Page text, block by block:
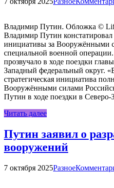
Владимир Путин. Обложка ©
Владимир Путин констатировал
инициативы за Вооружёнными
специальной военной
прозвучало в ходе поездки
Западный федеральный округ.
стратегическая инициатива
Вооружёнными силами
Путин в ходе поездки в
Читать далее
Путин заявил о
вооружений
7 октября 2025Разное